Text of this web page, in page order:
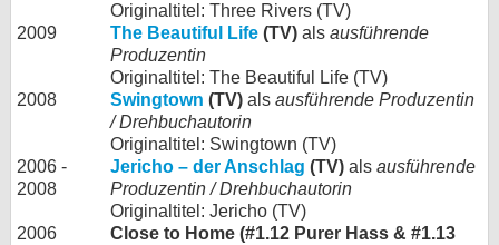
Originaltitel: Three Rivers (TV)
2009
The Beautiful Life (TV) als ausführende
Produzentin
Originaltitel: The Beautiful Life (TV)
2008
Swingtown (TV) als ausführende Produzentin
/ Drehbuchautorin
Originaltitel: Swingtown (TV)
2006 -
2008
Jericho – der Anschlag (TV) als ausführende
Produzentin / Drehbuchautorin
Originaltitel: Jericho (TV)
2006
Close to Home (#1.12 Purer Hass & #1.13